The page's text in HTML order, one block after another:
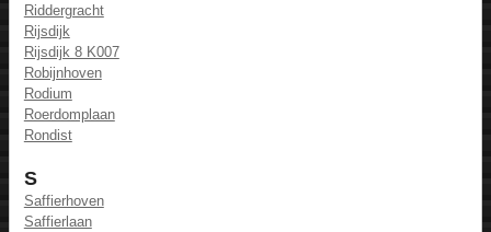
Riddergracht
Rijsdijk
Rijsdijk 8 K007
Robijnhoven
Rodium
Roerdomplaan
Rondist
S
Saffierhoven
Saffierlaan